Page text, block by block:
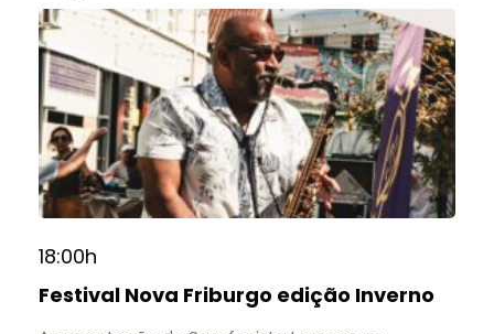
18:00h
Festival Nova Friburgo edição Inverno